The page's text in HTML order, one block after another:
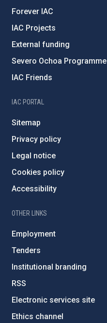
Forever IAC
IAC Projects
External funding
Severo Ochoa Programme
IAC Friends
IAC PORTAL
Sitemap
Privacy policy
Legal notice
Cookies policy
Accessibility
OTHER LINKS
Employment
Tenders
Institutional branding
RSS
Electronic services site
Ethics channel